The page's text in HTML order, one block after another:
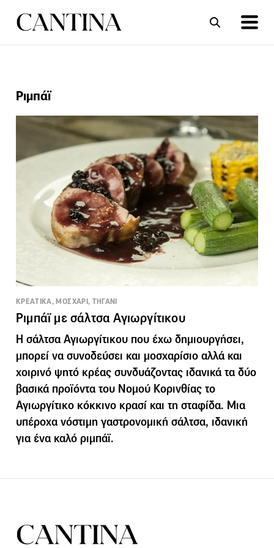
Ριμπάϊ
ΚΡΕΑΤΙΚΑ, ΜΟΣΧΑΡΙ, ΤΗΓΑΝΙ
Ριμπάϊ με σάλτσα Αγιωργίτικου
Η σάλτσα Αγιωργίτικου που έχω δημιουργήσει,
μπορεί να συνοδεύσει και μοσχαρίσιο αλλά και
χοιρινό ψητό κρέας συνδυάζοντας ιδανικά τα δύο
βασικά προϊόντα του Νομού Κορινθίας το
Αγιωργίτικο κόκκινο κρασί και τη σταφίδα. Μια
υπέροχα νόστιμη γαστρονομική σάλτσα, ιδανική
για ένα καλό ριμπάϊ.